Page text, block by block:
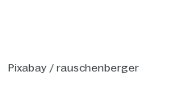
Pixabay / rauschenberger